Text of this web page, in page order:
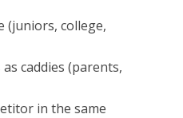
(juniors, college,
caddies (parents,
in the same